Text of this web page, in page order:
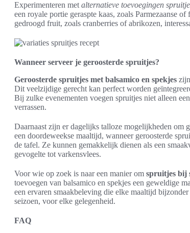
Experimenteren met alternatieve toevoegingen
een royale portie geraspte kaas, zoals Parmezaanse
gedroogd fruit, zoals cranberries of abrikozen,
Wanneer serveer je geroosterde spruitjes?
Geroosterde spruitjes met balsamico en spekjes
Dit veelzijdige gerecht kan perfect worden
Bij zulke evenementen voegen spruitjes niet alleen
verrassen.
Daarnaast zijn er dagelijks talloze mogelijkheden om
een doordeweekse maaltijd, wanneer geroosterde
de tafel. Ze kunnen gemakkelijk dienen als een
gevogelte tot varkensvlees.
Voor wie op zoek is naar een manier om spruitjes bij
toevoegen van balsamico en spekjes een geweldige
een ervaren smaakbeleving die elke maaltijd
seizoen, voor elke gelegenheid.
FAQ